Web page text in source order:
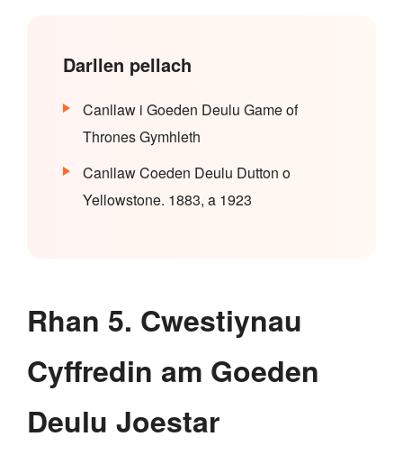
Darllen pellach
Canllaw i Goeden Deulu Game of
Thrones Gymhleth
Canllaw Coeden Deulu Dutton o
Yellowstone. 1883, a 1923
Rhan 5. Cwestiynau
Cyffredin am Goeden
Deulu Joestar